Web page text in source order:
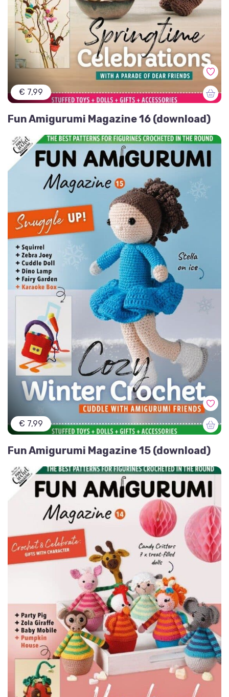
€ 7,99
Fun Amigurumi Magazine 16 (download)
€ 7,99
Fun Amigurumi Magazine 15 (download)